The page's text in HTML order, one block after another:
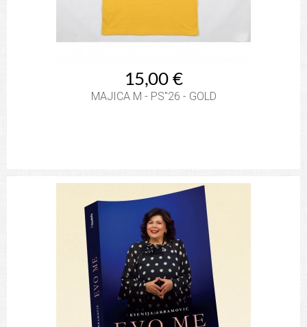
15,00 €
MAJICA M - PS"26 - GOLD